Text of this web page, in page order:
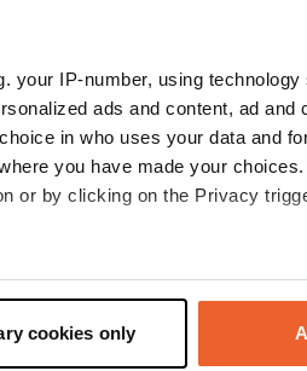
your IP-number, using
ads and content, ad and
in who uses your data and
you have made your
or by clicking on the Privacy
can be accurate to within
set your preferences in the
cookies only
Notre camping-car peut s'en
avons fait une belle promenade
gratuit tous les mardis de
douche coûte 5 kr par 3 minutes et
payer un supplément est normal.
est un camping de masse comme
en semaine avec des enfants. la